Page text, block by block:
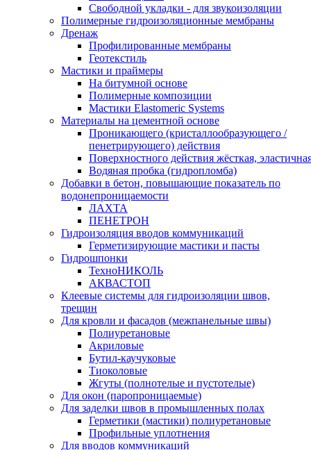
Свободной укладки - для звукоизоляции
Полимерные гидроизоляционные мембраны
Дренаж
Профилированные мембраны
Геотекстиль
Мастики и праймеры
На битумной основе
Полимерные композиции
Мастики Elastomeric Systems
Материалы на цементной основе
Проникающего (кристаллообразующего /
пенетрирующего) действия
Поверхностного действия жёсткая,
Водяная пробка (гидропломба)
Добавки в бетон, повышающие показатель по
водонепроницаемости
ЛАХТА
ПЕНЕТРОН
Гидроизоляция вводов коммуникаций
Герметизирующие мастики и пасты
Гидрошпонки
ТехноНИКОЛЬ
АКВАСТОП
Клеевые системы для гидроизоляции швов,
трещин
Для кровли и фасадов (межпанельные швы)
Полиуретановые
Акриловые
Бутил-каучуковые
Тиоколовые
Жгуты (полнотелые и пустотелые)
Для окон (паропроницаемые)
Для заделки швов в промышленных полах
Герметики (мастики) полиуретановые
Профильные уплотнения
Для вводов коммуникаций